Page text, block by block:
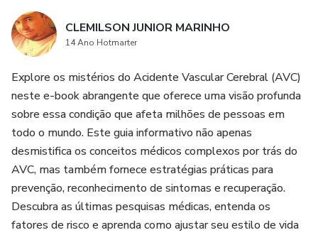
CLEMILSON JUNIOR MARINHO
14 Ano Hotmarter
Explore os mistérios do Acidente Vascular Cerebral (AVC)
neste e-book abrangente que oferece uma visão profunda
sobre essa condição que afeta milhões de pessoas em
todo o mundo. Este guia informativo não apenas
desmistifica os conceitos médicos complexos por trás do
AVC, mas também fornece estratégias práticas para
prevenção, reconhecimento de sintomas e recuperação.
Descubra as últimas pesquisas médicas, entenda os
fatores de risco e aprenda como ajustar seu estilo de vida